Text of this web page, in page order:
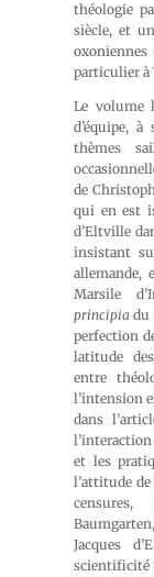
théologie
siècle, et
particulier à
Le volume
d’équipe,
thèmes
de
qui en est
d’Eltville
insistant
allemande,
Marsile
principia du
perfection
latitude
entre
l’intension
dans
et les
l’attitude
censures,
Jacques
scientificité